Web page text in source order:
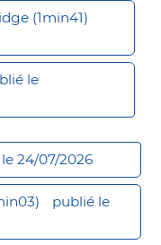
(1min41)
le
24/07/2026
publié le